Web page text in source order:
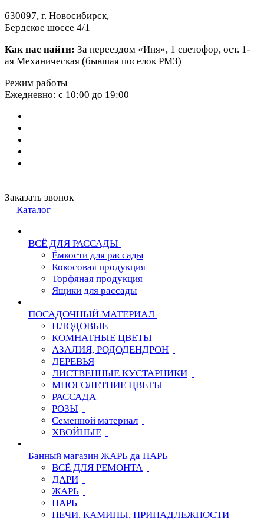
630097, г. Новосибирск,
Бердское шоссе 4/1
Как нас найти: За переездом «Иня», 1 светофор, ост. 1-
ая Механическая (бывшая поселок РМЗ)
Режим работы
Ежедневно: с 10:00 до 19:00
Заказать звонок
Каталог
ВСЁ ДЛЯ РАССАДЫ
Ёмкости для рассады
Кокосовая продукция
Торфяная продукция
Ящики для рассады
ПОСАДОЧНЫЙ МАТЕРИАЛ
ПЛОДОВЫЕ
КОМНАТНЫЕ ЦВЕТЫ
АЗАЛИЯ, РОДОДЕНДРОН
ДЕРЕВЬЯ
ЛИСТВЕННЫЕ КУСТАРНИКИ
МНОГОЛЕТНИЕ ЦВЕТЫ
РАССАДА
РОЗЫ
Семенной материал
ХВОЙНЫЕ
Банный магазин ЖАРЬ да ПАРЬ
ВСЁ ДЛЯ РЕМОНТА
ДАРИ
ЖАРЬ
ПАРЬ
ПЕЧИ, КАМИНЫ, ПРИНАДЛЕЖНОСТИ